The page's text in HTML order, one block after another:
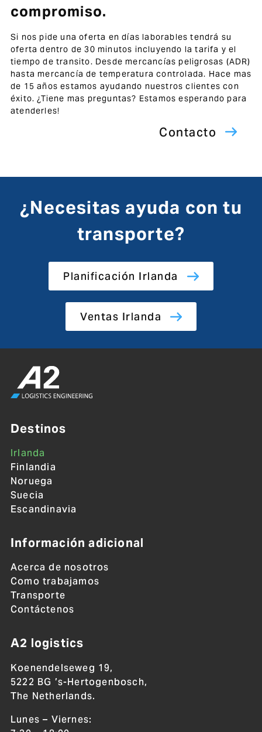
compromiso.
Si nos pide una oferta en días laborables tendrá su
oferta dentro de 30 minutos incluyendo la tarifa y el
tiempo de transito. Desde mercancías peligrosas (ADR)
hasta mercancía de temperatura controlada. Hace mas
de 15 años estamos ayudando nuestros clientes con
éxito. ¿Tiene mas preguntas? Estamos esperando para
atenderles!
Contacto
¿Necesitas ayuda con tu
transporte?
Planificación Irlanda
Ventas Irlanda
Destinos
Irlanda
Finlandia
Noruega
Suecia
Escandinavia
Información adicional
Acerca de nosotros
Como trabajamos
Transporte
Contáctenos
A2 logistics
Koenendelseweg 19,
5222 BG ’s-Hertogenbosch,
The Netherlands.
Lunes – Viernes: